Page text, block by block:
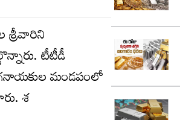
శ్రీవారిని
టీటీడీ
మండపంలో
శ